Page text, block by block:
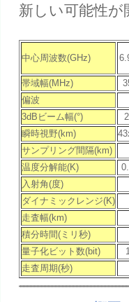
新しい可能性
中心周波数(GHz)
帯域幅(MHz)
偏波
3dBビーム幅(°)
瞬時視野(km)
サンプリング間隔(km)
温度分解能(K)
入射角(度)
ダイナミックレンジ(K)
走査幅(km)
積分時間(ミリ秒)
量子化ビット数(bit)
走査周期(秒)